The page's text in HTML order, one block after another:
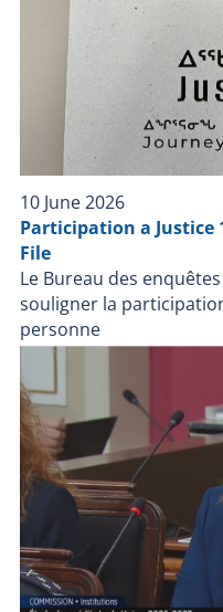
actuellement. Le
a pour mission de
une personne, autre
subit une blessure
à feu utilisée par un
policière ou durant
police.
10 June 2026
Participation a Justice
File
Le Bureau des
souligner la
personne